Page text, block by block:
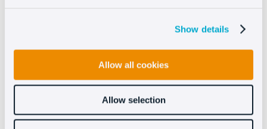
Show details
Allow all cookies
Allow selection
Se l’utezte naviga sulla pagina dei contatti, ha
sula pagina web. Questo, rappresenta pertanto
un buon momento per
interagire con il cliente